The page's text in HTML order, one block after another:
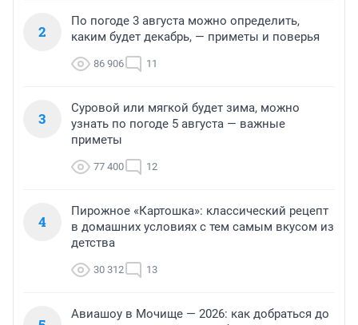
2
По погоде 3 августа можно определить,
каким будет декабрь, — приметы и поверья
86 906 11
3
Суровой или мягкой будет зима, можно
узнать по погоде 5 августа — важные
приметы
77 400 12
4
Пирожное «Картошка»: классический рецепт
в домашних условиях с тем самым вкусом из
детства
30 312 13
Авиашоу в Мочище — 2026: как добраться до